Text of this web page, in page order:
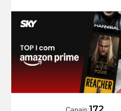
Canais: